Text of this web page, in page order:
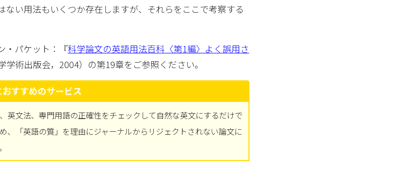
ない用法もいくつか存在しますが、それらをここで考察する
・パケット：『科学論文の英語用法百科〈第1編〉よく誤用さ
学術出版会，2004）の第19章をご参照ください。
すすめのサービス
英文法、専門用語の正確性をチェックして自然な英文にするだけで
、「英語の質」を理由にジャーナルからリジェクトされない論文に